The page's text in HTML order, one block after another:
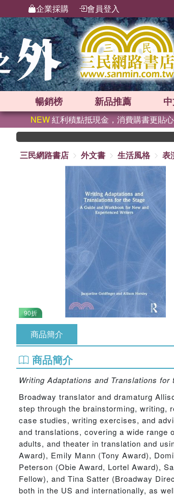
企業採購 會員登入
暢銷榜 新品推薦
NEW紅利積點抵現金，消費購書更貼心
三民網路書店
外文書 生活風格 表
90折
商品簡介
商品簡介
Writing Adaptations and Translations for
Broadway translator and dramaturg
step through the brainstorming, writing,
case studies, writing exercises, and
and translations, covering a wide
adults, and theater in translation and
Award), Emily Mann (Tony Award),
Peterson (Obie Award, Lortel Award),
Fellow), and Tina Satter (Broadway
both in the US and internationally, as